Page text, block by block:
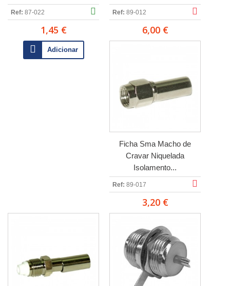
Ref: 87-022
1,45 €
Adicionar
Ref: 89-012
6,00 €
Ficha Sma Macho de
Cravar Niquelada
Isolamento...
Ref: 89-017
3,20 €